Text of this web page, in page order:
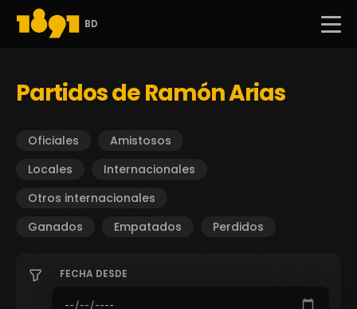
BD
Partidos de Ramón Arias
Oficiales
Amistosos
Locales
Internacionales
Otros internacionales
Ganados
Empatados Perdidos
FECHA DESDE